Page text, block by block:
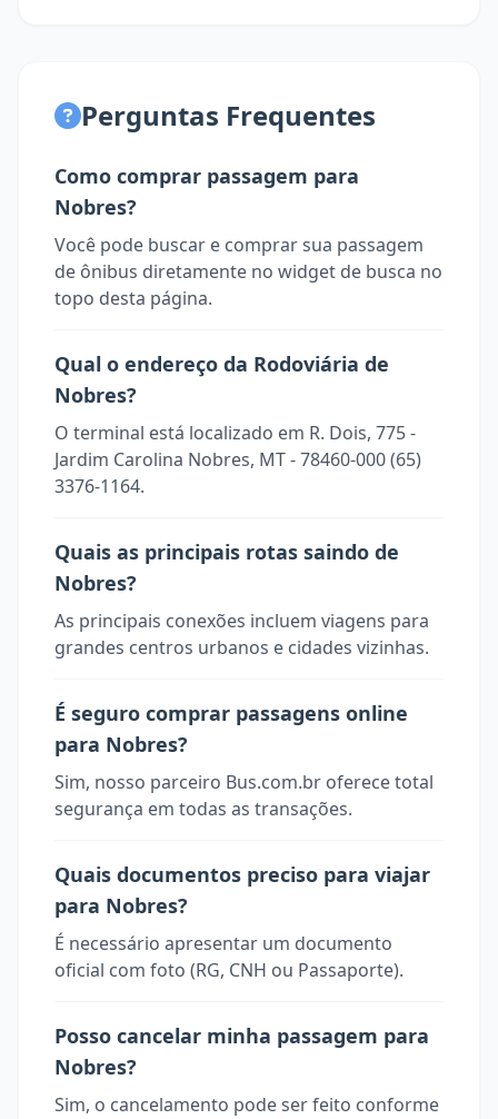
Perguntas Frequentes
Como comprar passagem para
Nobres?
Você pode buscar e comprar sua passagem
de ônibus diretamente no widget de busca no
topo desta página.
Qual o endereço da Rodoviária de
Nobres?
O terminal está localizado em R. Dois, 775 -
Jardim Carolina Nobres, MT - 78460-000 (65)
3376-1164.
Quais as principais rotas saindo de
Nobres?
As principais conexões incluem viagens para
grandes centros urbanos e cidades vizinhas.
É seguro comprar passagens online
para Nobres?
Sim, nosso parceiro Bus.com.br oferece total
segurança em todas as transações.
Quais documentos preciso para viajar
para Nobres?
É necessário apresentar um documento
oficial com foto (RG, CNH ou Passaporte).
Posso cancelar minha passagem para
Nobres?
Sim, o cancelamento pode ser feito conforme